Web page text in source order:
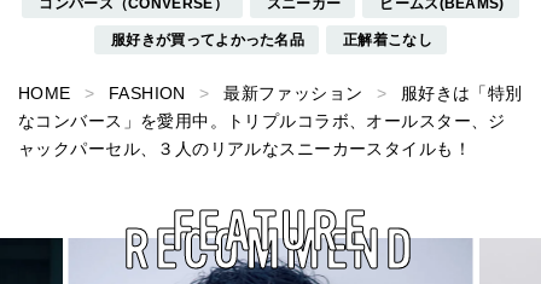
服好きが買ってよかった名品 正解着こなし
HOME FASHION 最新ファッション
服好きは「特別
なコンバース」を愛用中。トリプルコラボ、オールスター、ジ
ャックパーセル、３人のリアルなスニーカースタイルも！
RECOMMEND
FEATURE